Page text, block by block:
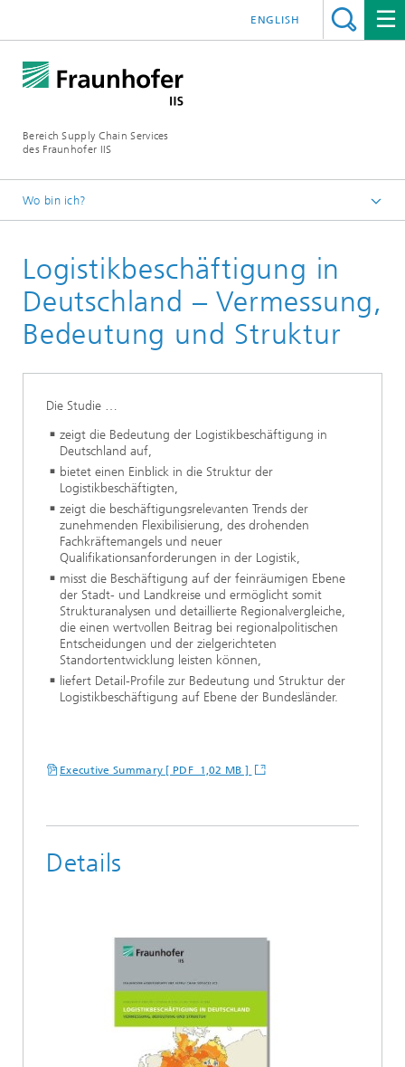
Bereich Supply Chain Services
des Fraunhofer IIS
ENGLISH
Wo bin ich?
Publikationen
Studien und White Paper
Logistikbeschäftigung in
Deutschland – Vermessung,
Bedeutung und Struktur
Die Studie …
zeigt die Bedeutung der Logistikbeschäftigung in
Deutschland auf,
bietet einen Einblick in die Struktur der
Logistikbeschäftigten,
zeigt die beschäftigungsrelevanten Trends der
zunehmenden Flexibilisierung, des drohenden
Fachkräftemangels und neuer
Qualifikationsanforderungen in der Logistik,
misst die Beschäftigung auf der feinräumigen Ebene
der Stadt- und Landkreise und ermöglicht somit
Strukturanalysen und detaillierte Regionalvergleiche,
die einen wertvollen Beitrag bei regionalpolitischen
Entscheidungen und der zielgerichteten
Standortentwicklung leisten können,
liefert Detail-Profile zur Bedeutung und Struktur der
Logistikbeschäftigung auf Ebene der Bundesländer.
Executive Summary [ PDF 1,02 MB ]
Details